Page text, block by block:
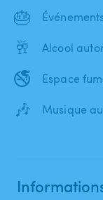
🎂
🥂 Alcool
🚭 Espace
🎶 Musique